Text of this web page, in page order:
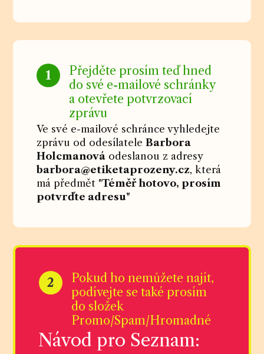
1
Přejděte prosím teď hned
do své e-mailové schránky
a otevřete potvrzovací
zprávu
Ve své e-mailové schránce vyhledejte
zprávu od odesílateleBarbora
Holcmanová odeslanou z adresy
barbora@etiketaprozeny.cz, která
má předmět "Téměř hotovo, prosím
potvrďte adresu"
2
Pokud ho nemůžete najít,
podívejte se také prosím
do složek
Promo/Spam/Hromadné
Návod pro Seznam: